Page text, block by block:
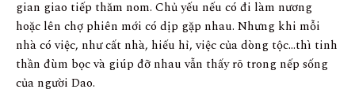
gian giao tiếp thăm nom. Chủ yếu nếu có đi làm nương
hoặc lên chợ phiên mới có dịp gặp nhau. Nhưng khi mỗi
nhà có việc, như cất nhà, hiếu hỉ, việc của dòng tộc…thì tinh
thần đùm bọc và giúp đỡ nhau vẫn thấy rõ trong nếp sống
của người Dao.